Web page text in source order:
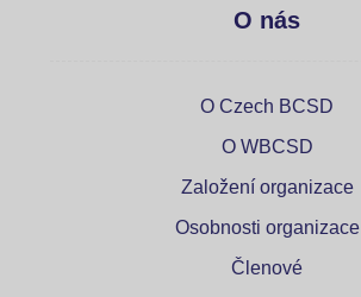
O nás
O Czech BCSD
O WBCSD
Založení organizace
Osobnosti organizace
Členové